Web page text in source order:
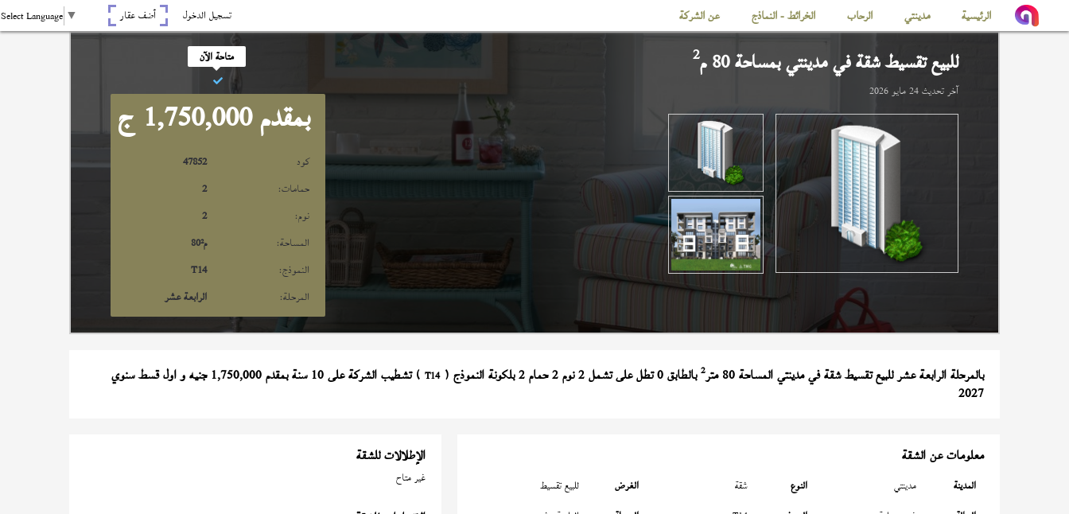
الرئيسية مدينتي الرحاب الخرائط - النماذج عن الشركة تسجيل الدخول أضف عقار Select Language ▼
للبيع تقسيط شقة فيمدينتيبمساحة 80 م 2
آخر تحديث24 مايو 2026
متاحة الآن
بمقدم 1,750,000 ج
كود
47852
حمامات:
2
نوم:
2
المساحة:
80م²
النموذج:
T14
المرحلة:
الرابعة عشر
بالمرحلة الرابعة عشر للبيع تقسيط شقة في مدينتي المساحة 80 متر 2بالطابق 0 تطل على تشمل 2 نوم 2 حمام 2 بلكونة النموذج ( T14 ) تشطيب الشركة على 10 سنة بمقدم 1,750,000 جنيه و اول قسط سنوي
2027
معلومات عن الشقة
المدينة مدينتي النوع شقة الغرض
للبيع تقسيط
الإطلالات للشقة
غير متاح